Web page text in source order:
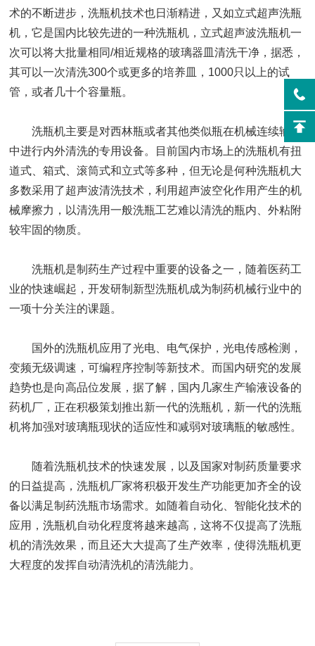
术的不断进步，洗瓶机技术也日渐精进，又如立式超声洗瓶
机，它是国内比较先进的一种洗瓶机，立式超声波洗瓶机一
次可以将大批量相同/相近规格的玻璃器皿清洗干净，据悉，
其可以一次清洗300个或更多的培养皿，1000只以上的试
管，或者几十个容量瓶。
洗瓶机主要是对西林瓶或者其他类似瓶在机械连续输送
中进行内外清洗的专用设备。目前国内市场上的洗瓶机有扭
道式、箱式、滚筒式和立式等多种，但无论是何种洗瓶机大
多数采用了超声波清洗技术，利用超声波空化作用产生的机
械摩擦力，以清洗用一般洗瓶工艺难以清洗的瓶内、外粘附
较牢固的物质。
洗瓶机是制药生产过程中重要的设备之一，随着医药工
业的快速崛起，开发研制新型洗瓶机成为制药机械行业中的
一项十分关注的课题。
国外的洗瓶机应用了光电、电气保护，光电传感检测，
变频无级调速，可编程序控制等新技术。而国内研究的发展
趋势也是向高品位发展，据了解，国内几家生产输液设备的
药机厂，正在积极策划推出新一代的洗瓶机，新一代的洗瓶
机将加强对玻璃瓶现状的适应性和减弱对玻璃瓶的敏感性。
随着洗瓶机技术的快速发展，以及国家对制药质量要求
的日益提高，洗瓶机厂家将积极开发生产功能更加齐全的设
备以满足制药洗瓶市场需求。如随着自动化、智能化技术的
应用，洗瓶机自动化程度将越来越高，这将不仅提高了洗瓶
机的清洗效果，而且还大大提高了生产效率，使得洗瓶机更
大程度的发挥自动清洗机的清洗能力。